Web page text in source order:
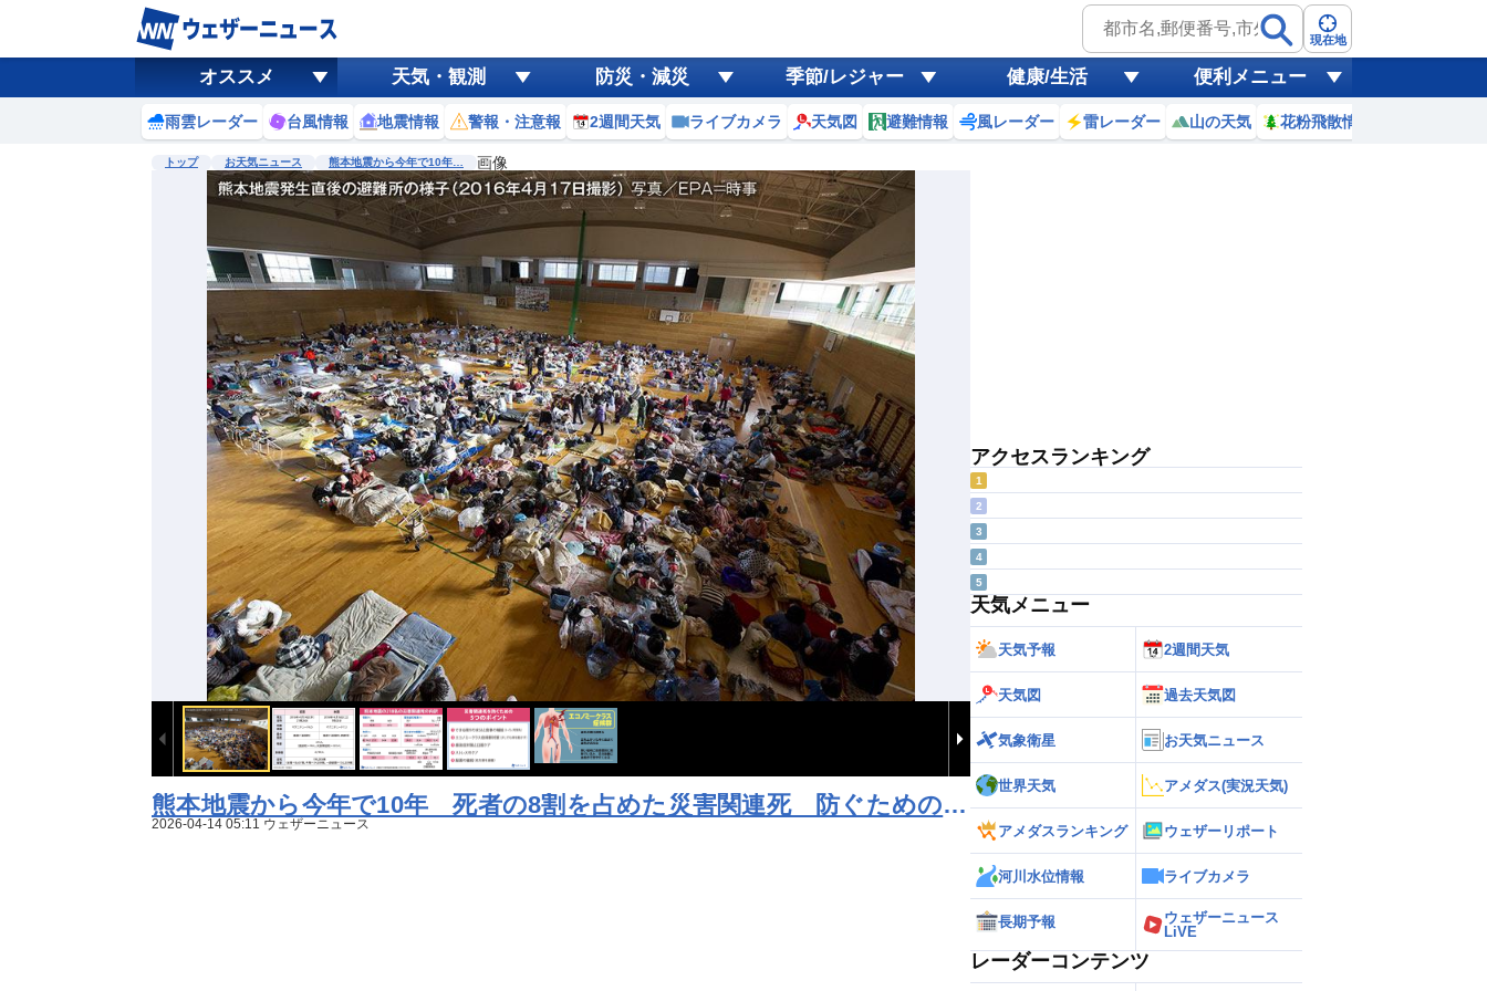
現在地
オススメ 天気・観測 防災・減災 季節/レジャー 健康/生活 便利メニュー
雨雲レーダー 台風情報 地震情報 警報・注意報 2週間天気 ライブカメラ 天気図 避難情報 風レーダー 雷レーダー 山の天気 花粉飛散情報
トップ お天気ニュース 熊本地震から今年で10年… 画像
熊本地震から今年で10年 死者の8割を占めた災害関連死 防ぐためのポ
イント
2026-04-14 05:11 ウェザーニュース
アクセスランキング
1
2
3
4
5
天気メニュー
天気予報 2週間天気
天気図 過去天気図
気象衛星 お天気ニュース
世界天気 アメダス(実況天気)
アメダスランキング ウェザーリポート
河川水位情報 ライブカメラ
長期予報
ウェザーニュース
LiVE
レーダーコンテンツ